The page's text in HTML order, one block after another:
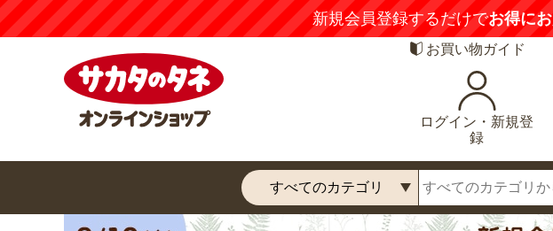
新規会員登録するだけでお得に
お買い物ガイド
ログイン・新規登
録